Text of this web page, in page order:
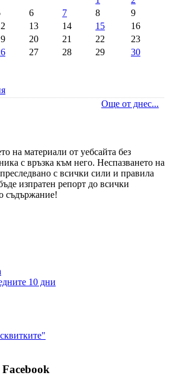
6 7 8
9
13 14 15
16
20 21 22
23
27 28 29
30
Още от днес...
на материали от уебсайта без
с връзка към него. Неспазването на
с всички сили и правила
изпратен репорт до всички
съдържание!
10 дни